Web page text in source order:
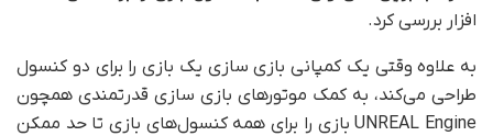
افزار بررسی کرد.
به علاوه وقتی یک کمپانی بازی سازی یک بازی را برای دو کنسول
طراحی می‌کند، به کمک موتورهای بازی سازی قدرتمندی همچون
UNREAL Engine بازی را برای همه کنسول‌های بازی تا حد ممکن